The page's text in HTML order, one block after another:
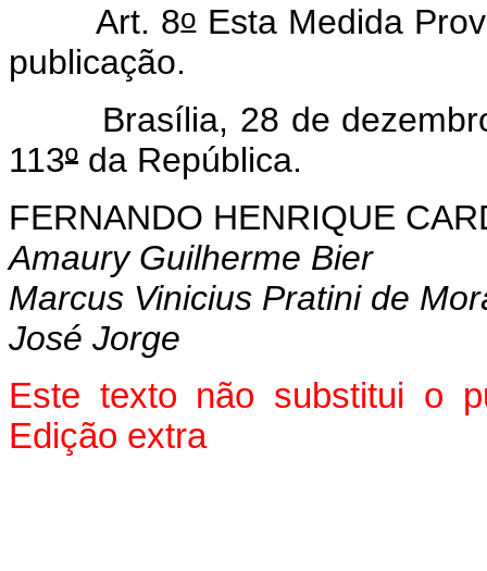
Art. 8oEsta Medida
publicação.
Brasília, 28 de dezembro
113º da República.
FERNANDO HENRIQUE
Amaury Guilherme Bier
Marcus Vinicius Pratini de
José Jorge
Este texto não substitui o
Edição extra